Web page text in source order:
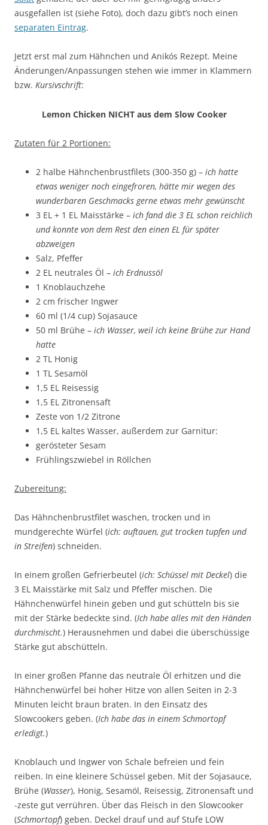
ausgefallen ist (siehe Foto), doch dazu gibt’s noch einen
separaten Eintrag.
Jetzt erst mal zum Hähnchen und Anikós Rezept. Meine
Änderungen/Anpassungen stehen wie immer in Klammern
bzw. Kursivschrift:
Lemon Chicken NICHT aus dem Slow Cooker
Zutaten für 2 Portionen:
2 halbe Hähnchenbrustfilets (300-350 g) – ich hatte
etwas weniger noch eingefroren, hätte mir wegen des
wunderbaren Geschmacks gerne etwas mehr gewünscht
3 EL + 1 EL Maisstärke – ich fand die 3 EL schon reichlich
und konnte von dem Rest den einen EL für später
abzweigen
Salz, Pfeffer
2 EL neutrales Öl – ich Erdnussöl
1 Knoblauchzehe
2 cm frischer Ingwer
60 ml (1/4 cup) Sojasauce
50 ml Brühe – ich Wasser, weil ich keine Brühe zur Hand
hatte
2 TL Honig
1 TL Sesamöl
1,5 EL Reisessig
1,5 EL Zitronensaft
Zeste von 1/2 Zitrone
1,5 EL kaltes Wasser, außerdem zur Garnitur:
gerösteter Sesam
Frühlingszwiebel in Röllchen
Zubereitung:
Das Hähnchenbrustfilet waschen, trocken und in
mundgerechte Würfel (ich: auftauen, gut trocken tupfen und
in Streifen) schneiden.
In einem großen Gefrierbeutel (ich: Schüssel mit Deckel) die
3 EL Maisstärke mit Salz und Pfeffer mischen. Die
Hähnchenwürfel hinein geben und gut schütteln bis sie
mit der Stärke bedeckte sind. (Ich habe alles mit den Händen
durchmischt.) Herausnehmen und dabei die überschüssige
Stärke gut abschütteln.
In einer großen Pfanne das neutrale Öl erhitzen und die
Hähnchenwürfel bei hoher Hitze von allen Seiten in 2-3
Minuten leicht braun braten. In den Einsatz des
Slowcookers geben. (Ich habe das in einem Schmortopf
erledigt.)
Knoblauch und Ingwer von Schale befreien und fein
reiben. In eine kleinere Schüssel geben. Mit der Sojasauce,
Brühe (Wasser), Honig, Sesamöl, Reisessig, Zitronensaft und
-zeste gut verrühren. Über das Fleisch in den Slowcooker
(Schmortopf) geben. Deckel drauf und auf Stufe LOW